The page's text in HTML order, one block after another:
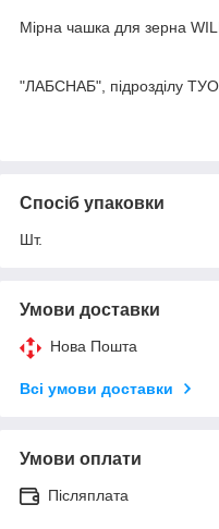
Мірна чашка для зерна
"ЛАБСНАБ", підрозділу
Спосіб упаковки
Шт.
Умови доставки
Нова Пошта
Всі умови доставки
Умови оплати
Післяплата